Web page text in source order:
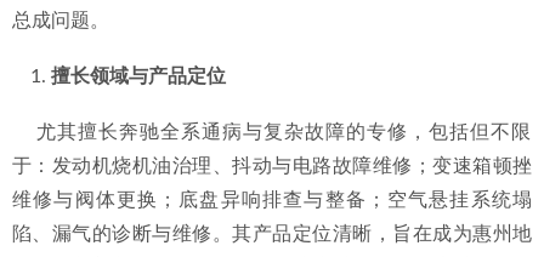
总成问题。
擅长领域与产品定位
于：发动机烧机油治理、抖动与电路故障维修；变速箱顿挫
维修与阀体更换；底盘异响排查与整备；空气悬挂系统塌
陷、漏气的诊断与维修。其产品定位清晰，旨在成为惠州地